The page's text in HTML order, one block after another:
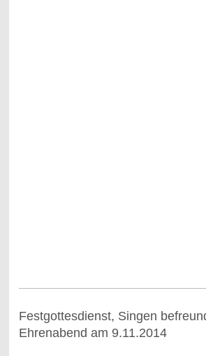
Festgottesdienst, Singen
Ehrenabend am 9.11.2014